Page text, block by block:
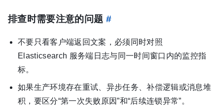
排查时需要注意的问题 #
不要只看客户端返回文案，必须同时对照
Elasticsearch 服务端日志与同一时间窗口内的监控指
标。
如果生产环境存在重试、异步任务、补偿逻辑或消息堆
积，要区分“第一次失败原因”和“后续连锁异常”。